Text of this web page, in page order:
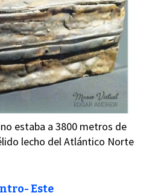
estaba a 3800 metros de
lecho del Atlántico Norte
Este